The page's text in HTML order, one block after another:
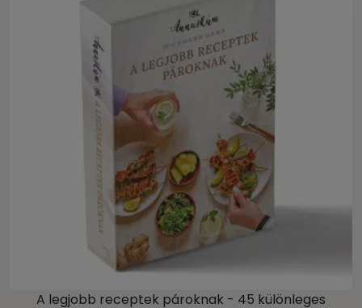
A legjobb receptek pároknak - 45 különleges